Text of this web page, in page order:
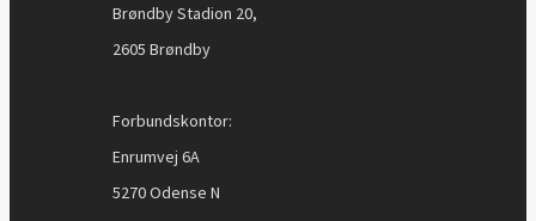
Brøndby Stadion 20,
2605 Brøndby
Forbundskontor:
Enrumvej 6A
5270 Odense N